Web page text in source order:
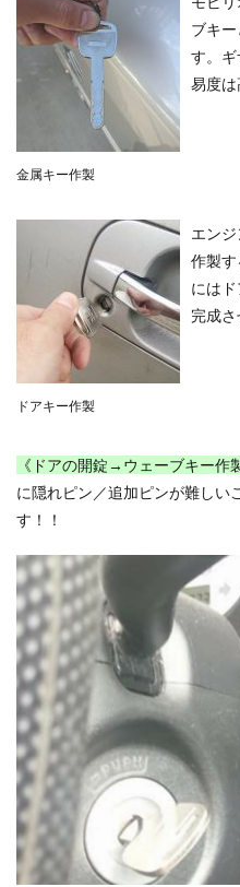
金属キー作製
ブキ
す。
易度は
ドアキー作製
エン
作製
には
完成さ
《ドアの開錠→ウェーブキー作
に隠れピン／追加ピンが難しい
す！！